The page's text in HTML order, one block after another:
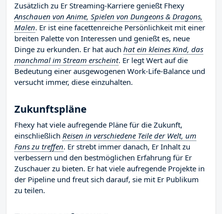
Zusätzlich zu Er Streaming-Karriere genießt Fhexy
Anschauen von Anime, Spielen von Dungeons & Dragons,
Malen. Er ist eine facettenreiche Persönlichkeit mit einer
breiten Palette von Interessen und genießt es, neue
Dinge zu erkunden. Er hat auch hat ein kleines Kind, das
manchmal im Stream erscheint. Er legt Wert auf die
Bedeutung einer ausgewogenen Work-Life-Balance und
versucht immer, diese einzuhalten.
Zukunftspläne
Fhexy hat viele aufregende Pläne für die Zukunft,
einschließlich Reisen in verschiedene Teile der Welt, um
Fans zu treffen. Er strebt immer danach, Er Inhalt zu
verbessern und den bestmöglichen Erfahrung für Er
Zuschauer zu bieten. Er hat viele aufregende Projekte in
der Pipeline und freut sich darauf, sie mit Er Publikum
zu teilen.